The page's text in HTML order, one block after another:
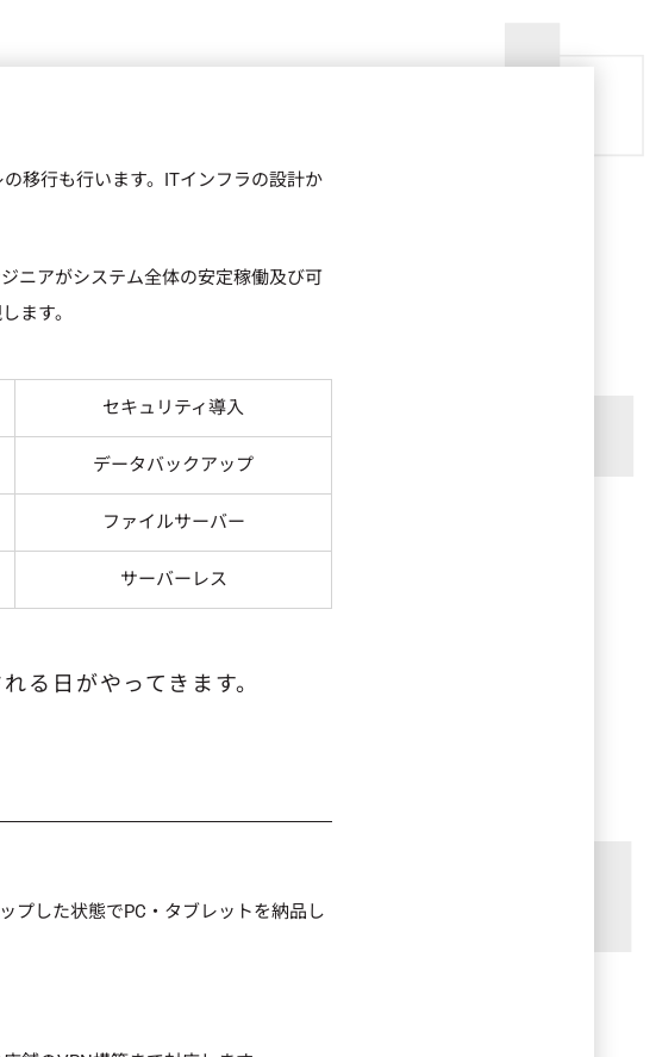
移行も行います。ITインフラの設計か
ニアがシステム全体の安定稼働及び可
ます。
セキュリティ導入
データバックアップ
ファイルサーバー
サーバーレス
る日がやってきます。
プした状態でPC・タブレットを納品し